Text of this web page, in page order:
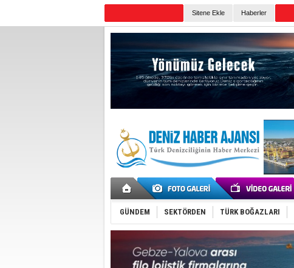
Sitene Ekle Haberler
GÜNDEM SEKTÖRDEN TÜRK BOĞAZLARI